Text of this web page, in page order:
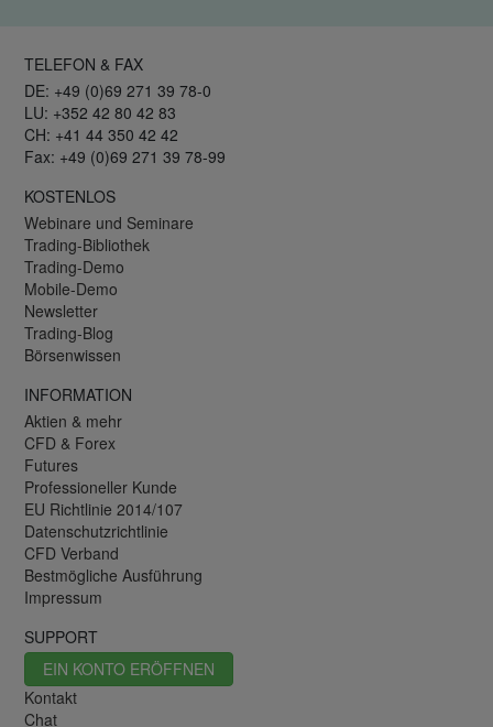
TELEFON & FAX
DE: +49 (0)69 271 39 78-0
LU: +352 42 80 42 83
CH: +41 44 350 42 42
Fax: +49 (0)69 271 39 78-99
KOSTENLOS
Webinare und Seminare
Trading-Bibliothek
Trading-Demo
Mobile-Demo
Newsletter
Trading-Blog
Börsenwissen
INFORMATION
Aktien & mehr
CFD & Forex
Futures
Professioneller Kunde
EU Richtlinie 2014/107
Datenschutzrichtlinie
CFD Verband
Bestmögliche Ausführung
Impressum
SUPPORT
EIN KONTO ERÖFFNEN
Kontakt
Chat